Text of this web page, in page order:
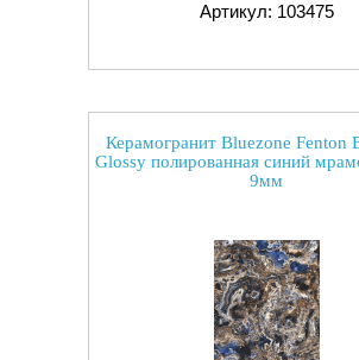
Артикул: 103475
Керамогранит Bluezone Fenton
Glossy полированная синий
9мм